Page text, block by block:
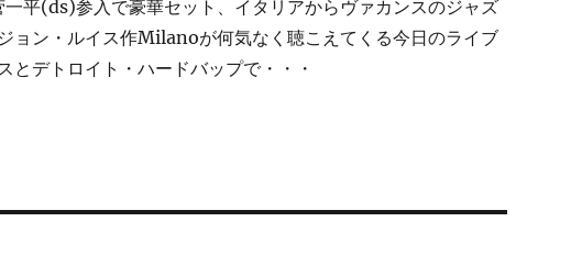
平(ds)参入で豪華セット、イタリアからヴァカンスのジャズ
ョン・ルイス作Milanoが何気なく聴こえてくる今日のライブ
とデトロイト・ハードバップで・・・